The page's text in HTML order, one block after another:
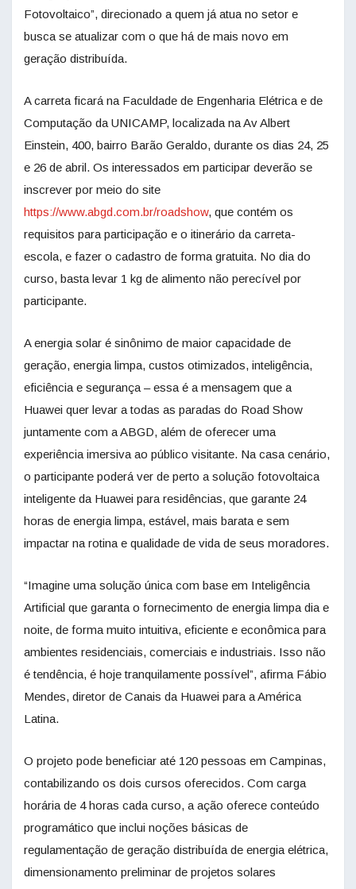
Fotovoltaico”, direcionado a quem já atua no setor e
busca se atualizar com o que há de mais novo em
geração distribuída.
A carreta ficará na Faculdade de Engenharia Elétrica e de
Computação da UNICAMP, localizada na Av Albert
Einstein, 400, bairro Barão Geraldo, durante os dias 24, 25
e 26 de abril. Os interessados em participar deverão se
inscrever por meio do site
https://www.abgd.com.br/roadshow, que contém os
requisitos para participação e o itinerário da carreta-
escola, e fazer o cadastro de forma gratuita. No dia do
curso, basta levar 1 kg de alimento não perecível por
participante.
A energia solar é sinônimo de maior capacidade de
geração, energia limpa, custos otimizados, inteligência,
eficiência e segurança – essa é a mensagem que a
Huawei quer levar a todas as paradas do Road Show
juntamente com a ABGD, além de oferecer uma
experiência imersiva ao público visitante. Na casa cenário,
o participante poderá ver de perto a solução fotovoltaica
inteligente da Huawei para residências, que garante 24
horas de energia limpa, estável, mais barata e sem
impactar na rotina e qualidade de vida de seus moradores.
“Imagine uma solução única com base em Inteligência
Artificial que garanta o fornecimento de energia limpa dia e
noite, de forma muito intuitiva, eficiente e econômica para
ambientes residenciais, comerciais e industriais. Isso não
é tendência, é hoje tranquilamente possível”, afirma Fábio
Mendes, diretor de Canais da Huawei para a América
Latina.
O projeto pode beneficiar até 120 pessoas em Campinas,
contabilizando os dois cursos oferecidos. Com carga
horária de 4 horas cada curso, a ação oferece conteúdo
programático que inclui noções básicas de
regulamentação de geração distribuída de energia elétrica,
dimensionamento preliminar de projetos solares